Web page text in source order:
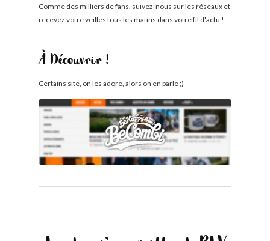
Comme des milliers de fans, suivez-nous sur les réseaux et
recevez votre veilles tous les matins dans votre fil d'actu !
À Découvrir !
Certains site, on les adore, alors on en parle ;)